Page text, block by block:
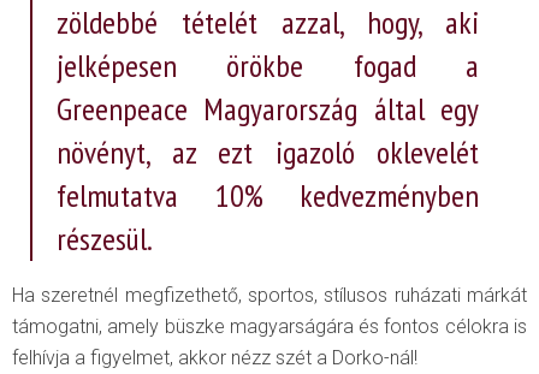
zöldebbé tételét azzal, hogy, aki
jelképesen örökbe fogad a
Greenpeace Magyarország által egy
növényt, az ezt igazoló oklevelét
felmutatva 10% kedvezményben
részesül.
Ha szeretnél megfizethető, sportos, stílusos ruházati márkát
támogatni, amely büszke magyarságára és fontos célokra is
felhívja a figyelmet, akkor nézz szét a Dorko-nál!